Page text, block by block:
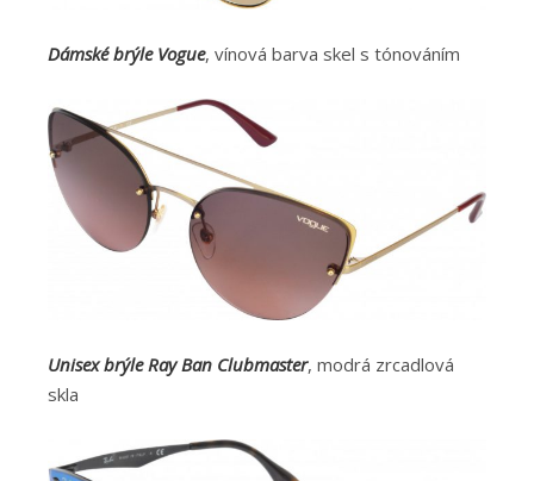
Dámské brýle Vogue, vínová barva skel s tónováním
Unisex brýle Ray Ban Clubmaster, modrá zrcadlová
skla